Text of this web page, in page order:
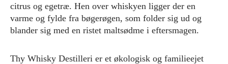
citrus og egetræ. Hen over whiskyen ligger der en
varme og fylde fra bøgerøgen, som folder sig ud og
blander sig med en ristet maltsødme i eftersmagen.
Thy Whisky Destilleri er et økologisk og familieejet